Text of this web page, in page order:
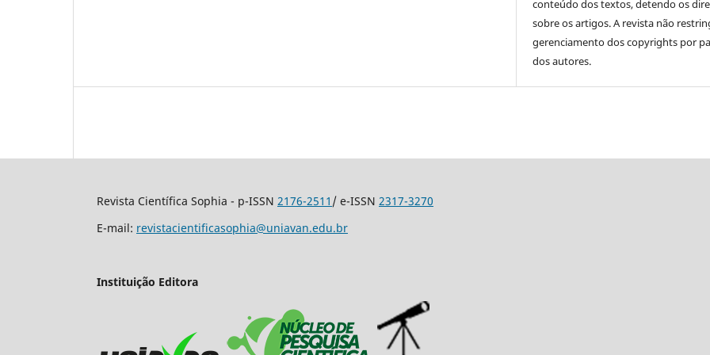
conteúdo dos textos, detendo os
sobre os artigos. A revista não
gerenciamento dos copyrights por
dos autores.
Revista Científica Sophia - p-ISSN 2176-2511 / e-ISSN 2317-3270
E-mail: revistacientificasophia@uniavan.edu.br
Instituição Editora